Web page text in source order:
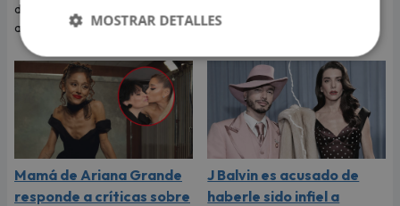
decidieron expresarle su
apoyo.
Mamá de Ariana Grande
responde a críticas sobre
J Balvin es acusado de
haberle sido infiel a
MOSTRAR DETALLES